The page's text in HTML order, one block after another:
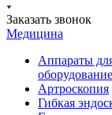
Заказать звонок
Медицина
Аппараты
Артроскопия
Гибкая